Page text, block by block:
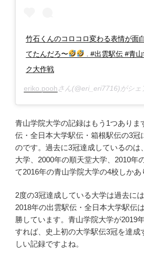
竹石くんのコロコロ変わる表情が面
てたんだろ〜
. #出雲駅伝 #青
ク大作戦
eriko.poohさん(@eri_eri7716)がシェ
青山学院大学の記録はもう1つありま
伝・全日本大学駅伝・箱根駅伝の3冠
のです。過去に3冠達成しているのは
大学、2000年の順天堂大学、2010年
て2016年の青山学院大学の4校しかあ
2度の3冠達成している大学は過去に
2018年の出雲駅伝・全日本大学駅伝
勝しています。青山学院大学が2019
すれば、史上初の大学駅伝3冠を達成
しい記録ですよね。